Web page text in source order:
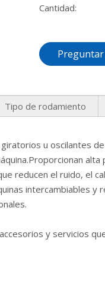
Cantidad:
Preguntar
Tipo de rodamiento
u oscilantes
reducen el ruido, el
intercambiables y
y servicios